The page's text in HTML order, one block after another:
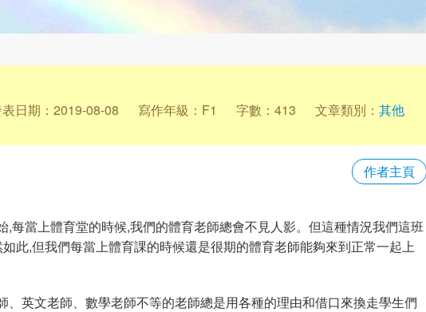
日期：2019-08-08 寫作年級：F1 字數：413 文章類別： 其他
作者主頁
,每當上體育堂的時候,我們的體育老師總會不見人影。但這種情況我們這班
此,但我們每當上體育課的時候還是很期的體育老師能夠來到正常一起上
、英文老師、數學老師不等的老師總是用各種的理由和借口來換走學生們